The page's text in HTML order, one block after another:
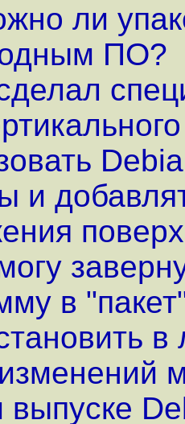
ли
ПО?
и
в
выпуске